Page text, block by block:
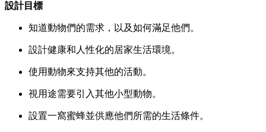
設計目標
知道動物們的需求，以及如何滿足他們。
設計健康和人性化的居家生活環境。
使用動物來支持其他的活動。
視用途需要引入其他小型動物。
設置一窩蜜蜂並供應他們所需的生活條件。